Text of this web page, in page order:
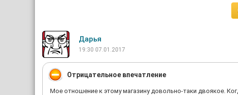
Дарь­я
19:30 07.01.2017
Отрицательное впечатление
Мое отношение к этому магазину довольно-таки двоякое.